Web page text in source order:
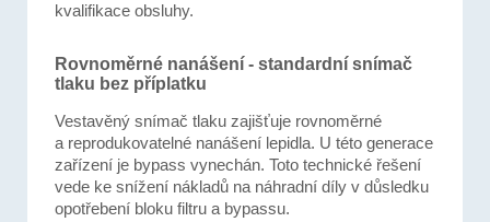
kvalifikace obsluhy.
Rovnoměrné nanášení - standardní snímač
tlaku bez příplatku
Vestavěný snímač tlaku zajišťuje rovnoměrné
a reprodukovatelné nanášení lepidla. U této generace
zařízení je bypass vynechán. Toto technické řešení
vede ke snížení nákladů na náhradní díly v důsledku
opotřebení bloku filtru a bypassu.